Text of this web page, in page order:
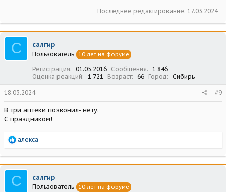
Последнее редактирование: 17.03.2024
С салгир
Пользователь 10 лет на форуме
Регистрация 01.05.2016 Сообщения
1 846
Оценка реакций
1 721 Возраст 66 Город Сибирь
18.03.2024 #9
В три аптеки позвонил- нету.
С праздником!
Р
а
к
ц
и
и
алекса
С салгир
Пользователь 10 лет на форуме